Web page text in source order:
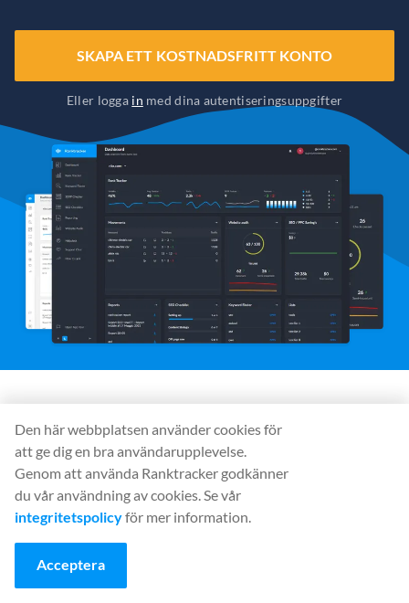
SKAPA ETT KOSTNADSFRITT KONTO
Eller logga in med dina autentiseringsuppgifter
Verktyg
Rank Tracker
Keyword Finder
SERP Checker
Den här webbplatsen använder cookies för
att ge dig en bra användarupplevelse.
Genom att använda Ranktracker godkänner
du vår användning av cookies. Se vår
integritetspolicyför mer information.
Acceptera